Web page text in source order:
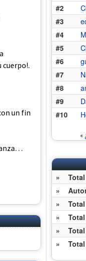
cuerpo!.
un fin
#2
#3
#4
#5
#6
#7
#8
#9
#10
«
»
»
»
»
»
»